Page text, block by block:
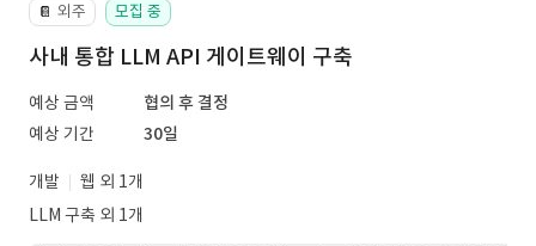
📔 외주 모집 중
사내 통합 LLM API 게이트웨이 구축
예상 금액
협의 후 결정
예상 기간
30일
개발
웹 외 1개
LLM 구축 외 1개